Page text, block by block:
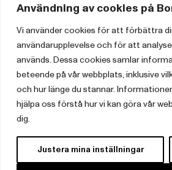
Användning av cookies på
Vi använder cookies för att förbättra
användarupplevelse och för att
används. Dessa cookies samlar
beteende på vår webbplats, inklusive
och hur länge du stannar.
hjälpa oss förstå hur vi kan göra vår
dig.
Justera mina inställningar
Postadress
Box 3159, 103 63 Stockholm
Om
Cookies